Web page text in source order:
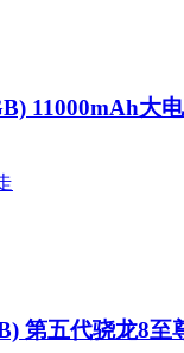
11000mAh大
第五代骁龙8至